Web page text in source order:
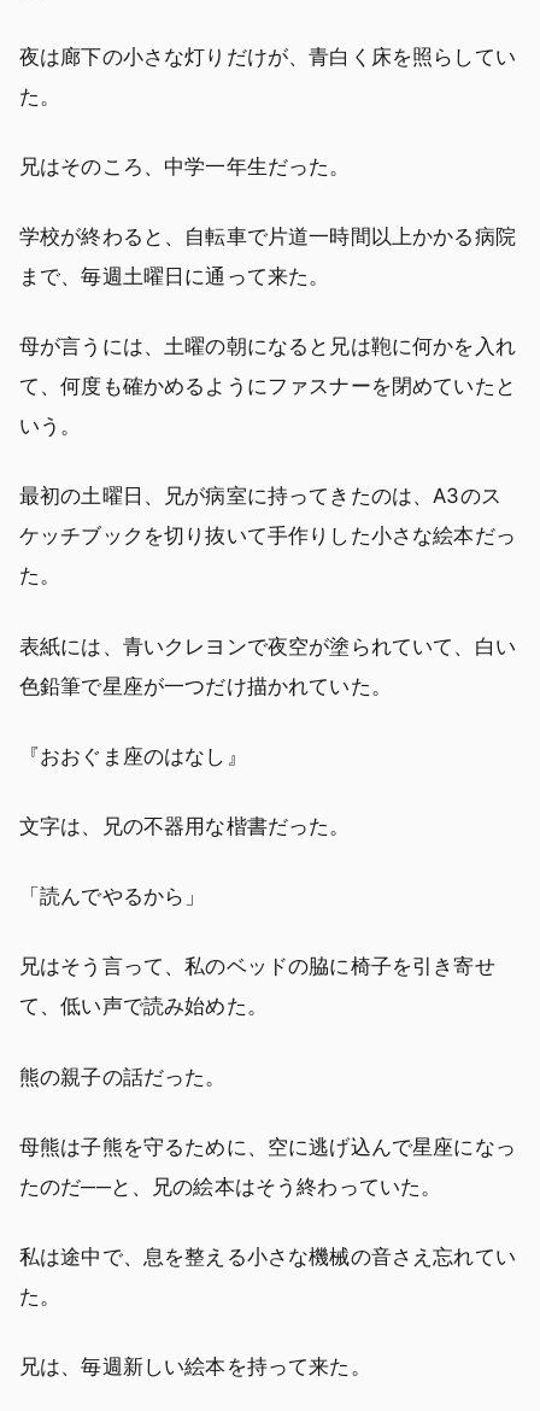
夜は廊下の小さな灯りだけが、青白く床を照らしてい
た。
兄はそのころ、中学一年生だった。
学校が終わると、自転車で片道一時間以上かかる病院
まで、毎週土曜日に通って来た。
母が言うには、土曜の朝になると兄は鞄に何かを入れ
て、何度も確かめるようにファスナーを閉めていたと
いう。
最初の土曜日、兄が病室に持ってきたのは、A3のス
ケッチブックを切り抜いて手作りした小さな絵本だっ
た。
表紙には、青いクレヨンで夜空が塗られていて、白い
色鉛筆で星座が一つだけ描かれていた。
『おおぐま座のはなし』
文字は、兄の不器用な楷書だった。
「読んでやるから」
兄はそう言って、私のベッドの脇に椅子を引き寄せ
て、低い声で読み始めた。
熊の親子の話だった。
母熊は子熊を守るために、空に逃げ込んで星座になっ
たのだ──と、兄の絵本はそう終わっていた。
私は途中で、息を整える小さな機械の音さえ忘れてい
た。
兄は、毎週新しい絵本を持って来た。